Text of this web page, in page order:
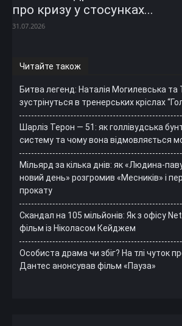
про кризу у стосунках...
31.07.2026
Читайте також
Битва легенд: Наталія Могилевська та
зустрінуться в тренерських кріслах
Шарліз Терон — 51: як голлівудська
систему та чому вона відмовляється
Мільярд за кілька днів: як «Людина-
новий день» розгромив «Месників» і
прокату
Скандал на 105 мільйонів: Як з офісу
фільм із Ніколасом Кейджем
Особиста драма чи збіг? На тлі чуток
Дантес анонсував фільм «Пауза»